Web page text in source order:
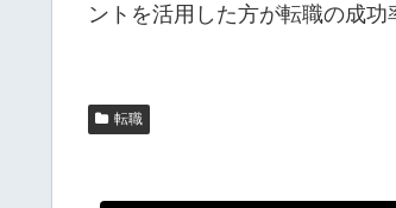
ントを活用した方が転職の成功
転職